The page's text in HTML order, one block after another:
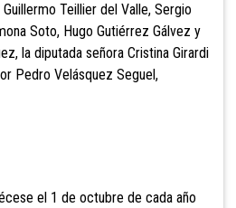
Teillier del Valle, Sergio
Soto, Hugo Gutiérrez Gálvez y
la diputada señora Cristina Girardi
Pedro Velásquez Seguel,
el 1 de octubre de cada año